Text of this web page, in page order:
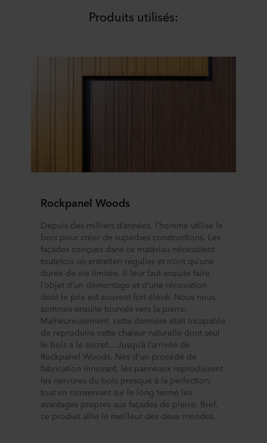
responsable du traitement de vos données personnelles.
Produits utilisés:
Rockpanel Woods
Depuis des milliers d’années, l’homme utilise le
bois pour créer de superbes constructions. Les
façades conçues dans ce matériau nécessitent
toutefois un entretien régulier et n’ont qu’une
durée de vie limitée. Il leur faut ensuite faire
l’objet d’un démontage et d’une rénovation
dont le prix est souvent fort élevé. Nous nous
sommes ensuite tournés vers la pierre.
Malheureusement, cette dernière était incapable
de reproduire cette chaleur naturelle dont seul
le bois a le secret... Jusqu’à l’arrivée de
Rockpanel Woods. Nés d’un procédé de
fabrication innovant, les panneaux reproduisent
les nervures du bois presque à la perfection,
tout en conservant sur le long terme les
avantages propres aux façades de pierre. Bref,
ce produit allie le meilleur des deux mondes.